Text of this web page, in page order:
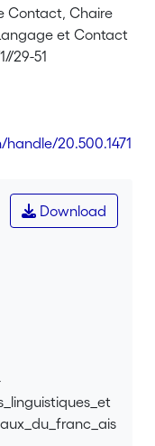
Contact, Chaire
et Contact
29-51
20.500.1471
Download